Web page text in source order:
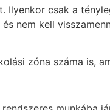
csak a
nem kell
zóna száma is,